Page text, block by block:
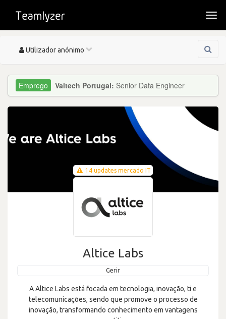
Toggle
Utilizador anónimo
Valtech Portugal: Senior Data Engineer
14 updates mercado IT
Altice Labs
Gerir
A Altice Labs está focada em tecnologia, inovação, ti e
telecomunicações, sendo que promove o processo de
inovação, transformando conhecimento em vantagens